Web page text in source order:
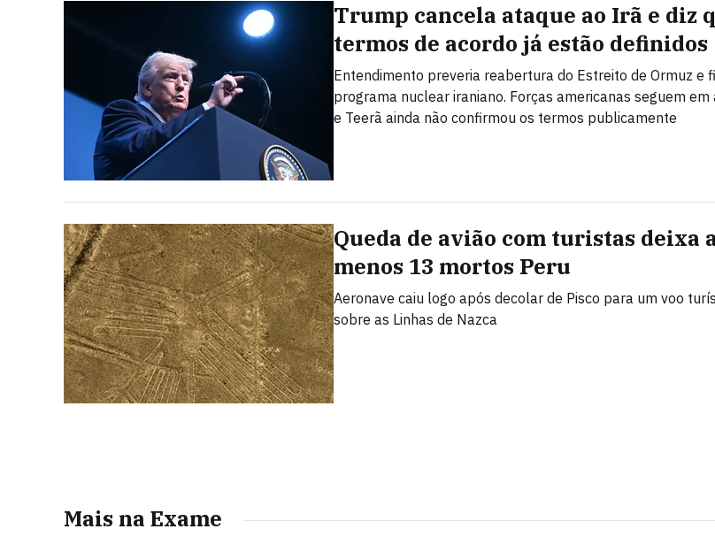
Trump cancela ataque ao Irã e diz
termos de acordo já estão definidos
Entendimento preveria reabertura do Estreito de Ormuz e
programa nuclear iraniano. Forças americanas seguem em
e Teerã ainda não confirmou os termos publicamente
Queda de avião com turistas deixa
menos 13 mortos Peru
Aeronave caiu logo após decolar de Pisco para um voo
sobre as Linhas de Nazca
Mais na Exame